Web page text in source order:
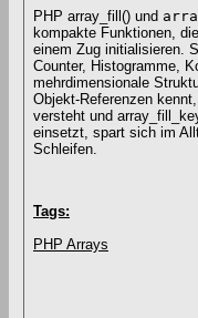
PHP array_fill() und
kompakte Funktionen,
einem Zug initialisieren.
Counter, Histogramme,
mehrdimensionale
Objekt-Referenzen
versteht und
einsetzt, spart sich im
Schleifen.
Tags:
PHP Arrays